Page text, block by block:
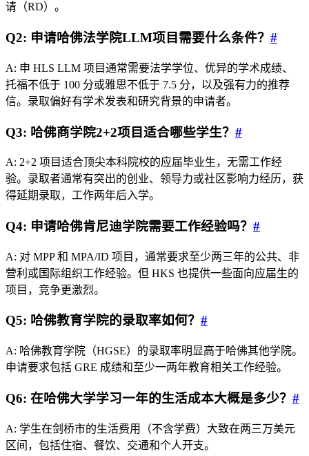
请（RD）。
Q2: 申请哈佛法学院LLM项目需要什么条件？ #
A: 申 HLS LLM 项目通常需要法学学位、优异的学术成绩、
托福不低于 100 分或雅思不低于 7.5 分，以及强有力的推荐
信。录取偏好有学术发表和研究背景的申请者。
Q3: 哈佛商学院2+2项目适合哪些学生？ #
A: 2+2 项目适合顶尖本科院校的应届毕业生，无需工作经
验。录取者通常有突出的创业、领导力或社区影响力经历，获
得延期录取，工作两年后入学。
Q4: 申请哈佛肯尼迪学院需要工作经验吗？ #
A: 对 MPP 和 MPA/ID 项目，通常要求至少两三年的公共、非
营利或国际组织工作经验。但 HKS 也提供一些面向应届生的
项目，竞争更激烈。
Q5: 哈佛教育学院的录取率如何？ #
A: 哈佛教育学院（HGSE）的录取率明显高于哈佛其他学院。
申请要求包括 GRE 成绩和至少一两年教育相关工作经验。
Q6: 在哈佛大学学习一年的生活成本大概是多少？ #
A: 学生在剑桥市的生活费用（不含学费）大致在两三万美元
区间，包括住宿、餐饮、交通和个人开支。